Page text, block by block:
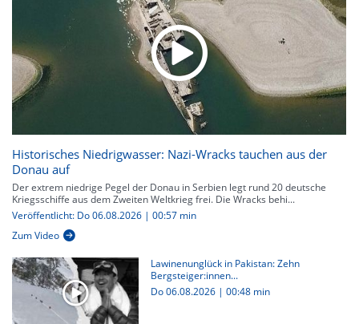
Historisches Niedrigwasser: Nazi-Wracks tauchen aus der
Donau auf
Der extrem niedrige Pegel der Donau in Serbien legt rund 20 deutsche
Kriegsschiffe aus dem Zweiten Weltkrieg frei. Die Wracks behi...
Veröffentlicht: Do 06.08.2026 | 00:57 min
Zum Video
Lawinenunglück in Pakistan: Zehn
Bergsteiger:innen...
Do 06.08.2026 | 00:48 min